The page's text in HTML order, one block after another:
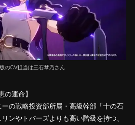
のCV担当は三石琴乃さん
の運命】
の戦略投資部所属・高級幹部「十の石
ンやトパーズよりも高い階級を持つ、